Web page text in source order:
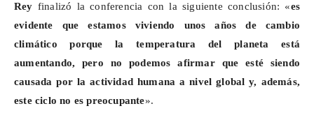
Rey finalizó la conferencia con la siguiente conclusión: «es
evidente que estamos viviendo unos años de cambio
climático porque la temperatura del planeta está
aumentando, pero no podemos afirmar que esté siendo
causada por la actividad humana a nivel global y, además,
este ciclo no es preocupante».